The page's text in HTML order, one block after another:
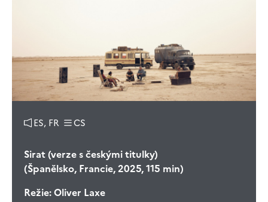
ES, FR CS
Sirat (verze s českými titulky)
(Španělsko, Francie, 2025, 115 min)
Režie:Oliver Laxe